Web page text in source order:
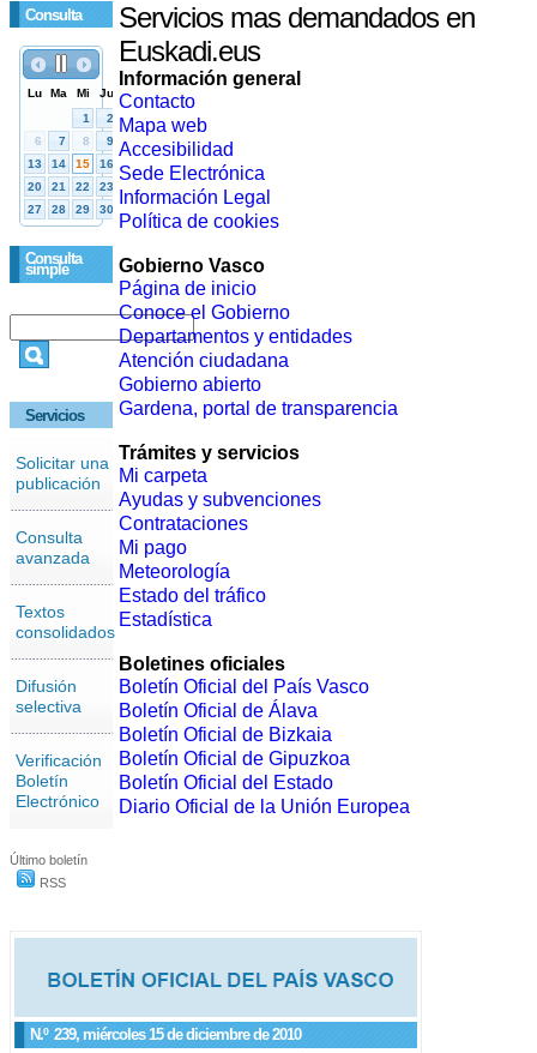
Consulta
Consulta
simple
Servicios
Solicitar una
publicación
Consulta
avanzada
Textos
consolidados
Difusión
selectiva
Verificación
Boletín
Electrónico
Último boletín
RSS
N.º 239, miércoles 15 de diciembre de 2010
Servicios mas demandados en
Euskadi.eus
Información general
Contacto
Mapa web
Accesibilidad
Sede Electrónica
Información Legal
Política de cookies
Gobierno Vasco
Página de inicio
Conoce el Gobierno
Departamentos y entidades
Atención ciudadana
Gobierno abierto
Gardena, portal de transparencia
Trámites y servicios
Mi carpeta
Ayudas y subvenciones
Contrataciones
Mi pago
Meteorología
Estado del tráfico
Estadística
Boletines oficiales
Boletín Oficial del País Vasco
Boletín Oficial de Álava
Boletín Oficial de Bizkaia
Boletín Oficial de Gipuzkoa
Boletín Oficial del Estado
Diario Oficial de la Unión Europea